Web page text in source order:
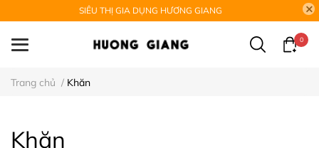
SIÊU THỊ GIA DỤNG HƯƠNG GIANG
0
Trang chủ / Khăn
Khăn